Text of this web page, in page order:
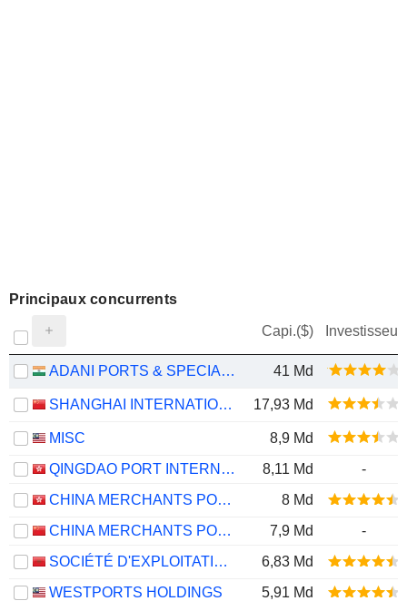
Principaux concurrents
Capi.($) Investisseur
ADANI PORTS & SPECIAL ECONOMIC ZONE LIMITED 41 Md
SHANGHAI INTERNATIONAL PORT (GROUP) CO., LTD. 17,93 Md
MISC
8,9 Md
QINGDAO PORT INTERNATIONAL CO., LTD.
8,11 Md
-
CHINA MERCHANTS PORT HOLDINGS COMPANY LIMITED
8 Md
CHINA MERCHANTS PORT GROUP CO., LTD.
7,9 Md
-
SOCIÉTÉ D'EXPLOITATION DES PORTS
6,83 Md
WESTPORTS HOLDINGS
5,91 Md